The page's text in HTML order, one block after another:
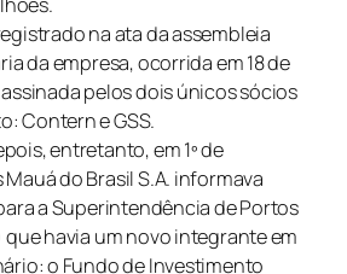
na ata da assembleia
da empresa, ocorrida em 18 de
pelos dois únicos sócios
Contern e GSS.
entretanto, em 1º de
do Brasil S.A. informava
a Superintendência de Portos
que havia um novo integrante em
o Fundo de Investimento